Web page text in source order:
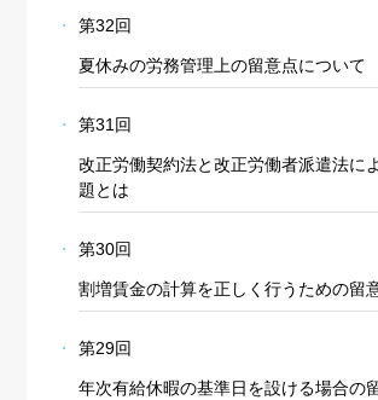
第32回
夏休みの労務管理上の留意点について
第31回
改正労働契約法と改正労働者派遣法に
題とは
第30回
割増賃金の計算を正しく行うための留
第29回
年次有給休暇の基準日を設ける場合の